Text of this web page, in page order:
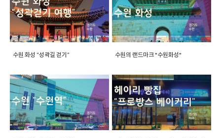
수원 화성 “성곽길 걷기” 수원의 랜드마크 "수원화성"